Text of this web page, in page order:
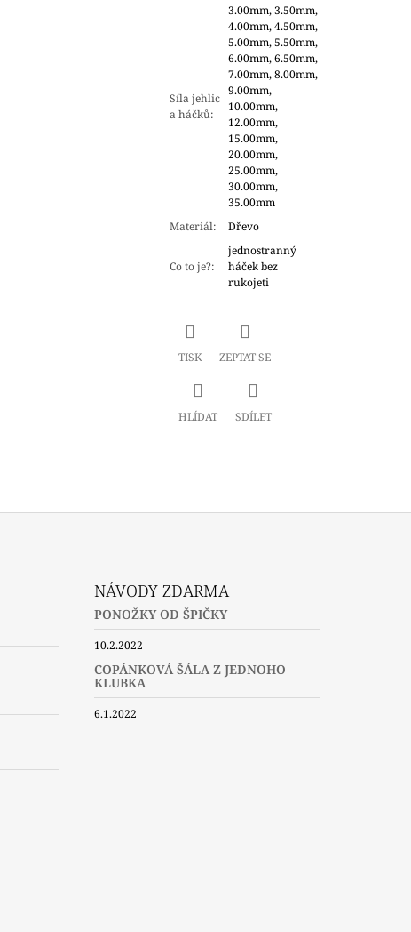
Síla jehlic
a háčků:
3.00mm, 3.50mm,
4.00mm, 4.50mm,
5.00mm, 5.50mm,
6.00mm, 6.50mm,
7.00mm, 8.00mm,
9.00mm,
10.00mm,
12.00mm,
15.00mm,
20.00mm,
25.00mm,
30.00mm,
35.00mm
Materiál: Dřevo
Co to je?:
jednostranný
háček bez
rukojeti
TISK ZEPTAT SE
HLÍDAT SDÍLET
NÁVODY ZDARMA
PONOŽKY OD ŠPIČKY
10.2.2022
COPÁNKOVÁ ŠÁLA Z JEDNOHO
KLUBKA
6.1.2022